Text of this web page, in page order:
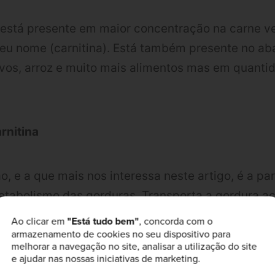
presente em maior concentração na carne
nome (carnitina). Está também presente no
arroz e muito mais alimentos mas em
e a que mais nos interessa neste artigo, é a
das gorduras. Transporta a gordura
queimada e utilizada como energia, em
Ao clicar em"Está tudo bem", concorda com o
armazenamento de cookies no seu dispositivo para
melhorar a navegação no site, analisar a utilização do site
e ajudar nas nossas iniciativas de marketing.